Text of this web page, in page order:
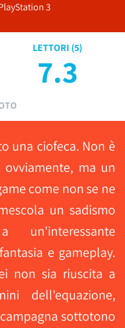
3
LETTORI (5)
7.3
una ciofeca. Non è
ma un
come non se ne
un sadismo
un'interessante
e gameplay.
non sia riuscita a
dell'equazione,
sottotono